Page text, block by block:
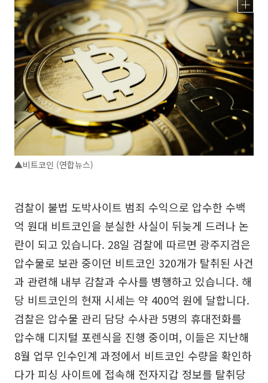
▲비트코인 (연합뉴스)
검찰이 불법 도박사이트 범죄 수익으로 압수한 수백
억 원대 비트코인을 분실한 사실이 뒤늦게 드러나 논
란이 되고 있습니다. 28일 검찰에 따르면 광주지검은
압수물로 보관 중이던 비트코인 320개가 탈취된 사건
과 관련해 내부 감찰과 수사를 병행하고 있습니다. 해
당 비트코인의 현재 시세는 약 400억 원에 달합니다.
검찰은 압수물 관리 담당 수사관 5명의 휴대전화를
압수해 디지털 포렌식을 진행 중이며, 이들은 지난해
8월 업무 인수인계 과정에서 비트코인 수량을 확인하
다가 피싱 사이트에 접속해 전자지갑 정보를 탈취당